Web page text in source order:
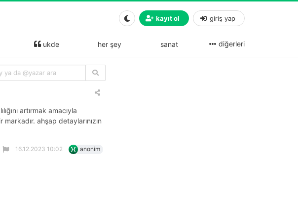
kayıt ol giriş yap
ukde her şey sanat diğerleri
artırmak amacıyla
ahşap detaylarınızın
16.12.2023 10:02 anonim